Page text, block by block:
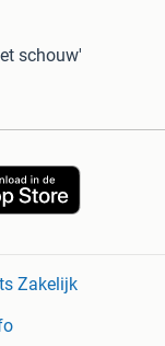
schouw'
Zakelijk